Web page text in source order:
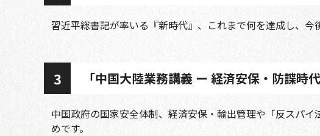
習近平総書記が率いる『新時代』、これまで何を達成し、
3 「中国大陸業務講義 ー 経済安保・防諜時
中国政府の国家安全体制、経済安保・輸出管理や「反スパ
めです。